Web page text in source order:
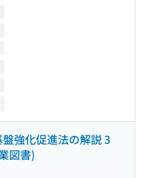
強化促進法の解説 3
図書)